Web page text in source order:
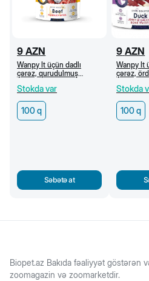
9 AZN
Wanpy İt üçün dadlı
çərəz, qurudulmuş
100 q
Stokda var
100 q
Səbətə at
9 AZN
Wanpy İt
çərəz,
Stokda
100 q
Biopet.az Bakıda fəaliyyət göstərən
zoomagazin və zoomarketdir.